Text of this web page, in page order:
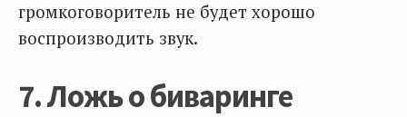
громкоговоритель не будет хорошо
воспроизводить звук.
7. Ложь о биваринге